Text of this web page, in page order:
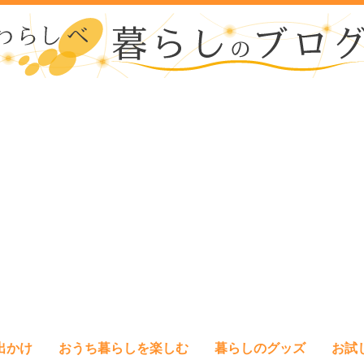
かけ おうち暮らしを楽しむ 暮らしのグッズ お試